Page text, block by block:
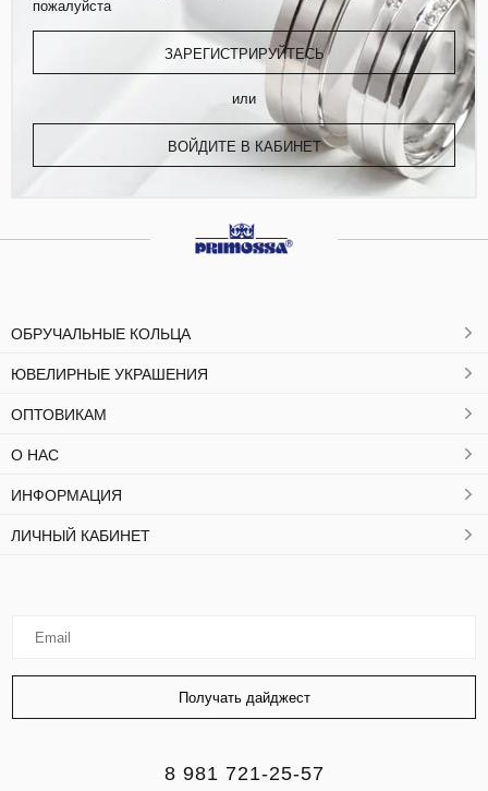
пожалуйста
ЗАРЕГИСТРИРУЙТЕСЬ
или
ВОЙДИТЕ В КАБИНЕТ
ОБРУЧАЛЬНЫЕ КОЛЬЦА
ЮВЕЛИРНЫЕ УКРАШЕНИЯ
ОПТОВИКАМ
О НАС
ИНФОРМАЦИЯ
ЛИЧНЫЙ КАБИНЕТ
8 981 721-25-57